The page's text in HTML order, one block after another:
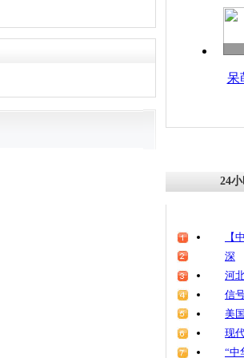
呆
24
【
深
河
信
美
现
“中